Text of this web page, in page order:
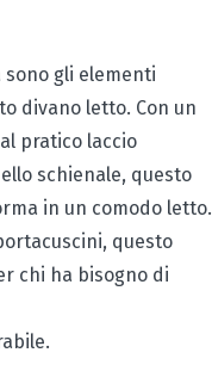
gli elementi
divano letto. Con un
pratico laccio
schienale, questo
in un comodo letto.
questo
chi ha bisogno di